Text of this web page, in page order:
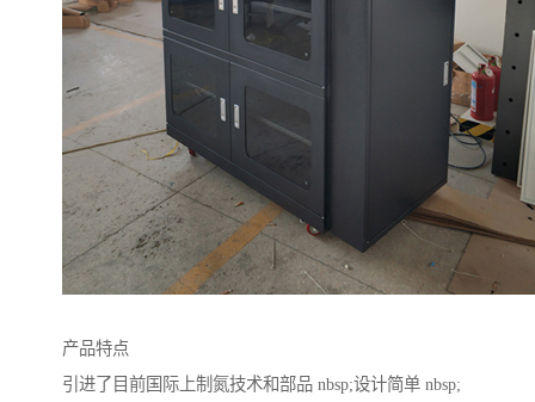
产品特点
引进了目前国际上制氮技术和部品 nbsp;设计简单 nbsp;